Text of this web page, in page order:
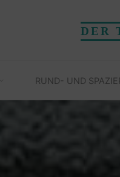
DER
RUND- UND